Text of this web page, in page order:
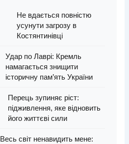
Не вдається повністю
усунути загрозу в
Костянтинівці
Удар по Лаврі: Кремль
намагається знищити
історичну пам’ять України
Перець зупиняє ріст:
підживлення, яке відновить
його життєві сили
Весь світ ненавидить мене: